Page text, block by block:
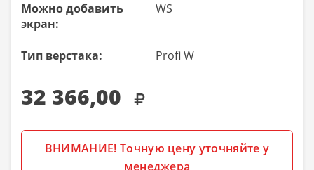
Можно добавить
экран:
WS
Тип верстака: Profi W
32 366,00
ВНИМАНИЕ! Точную цену уточняйте у
менеджера